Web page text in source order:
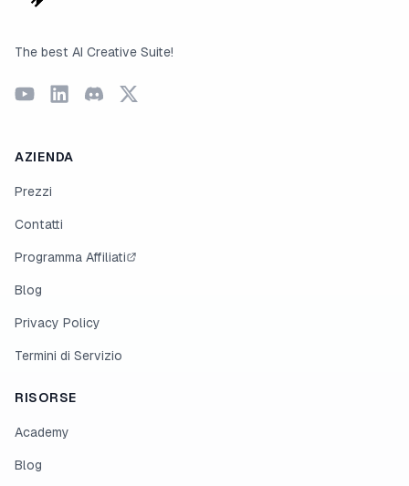
The best AI Creative Suite!
AZIENDA
Prezzi
Contatti
Programma Affiliati
Blog
Privacy Policy
Termini di Servizio
RISORSE
Academy
Blog